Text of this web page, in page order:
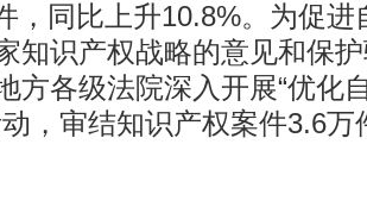
，同比上升10.8%。为促进
知识产权战略的意见和保
方各级法院深入开展“优化
，审结知识产权案件3.6万